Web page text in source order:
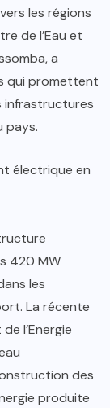
les régions
de l’Eau et
a
qui promettent
infrastructures
pays.
électrique en
420 MW
les
La récente
l’Energie
des
produite